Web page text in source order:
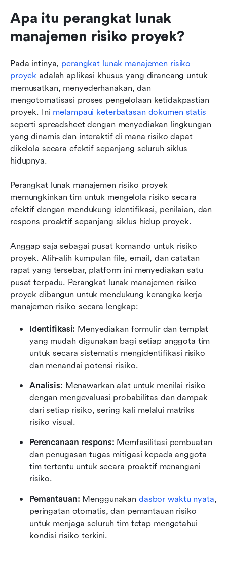
Apa itu perangkat lunak
manajemen risiko proyek?
Pada intinya, perangkat lunak manajemen risiko
proyek adalah aplikasi khusus yang dirancang untuk
memusatkan, menyederhanakan, dan
mengotomatisasi proses pengelolaan ketidakpastian
proyek. Ini melampaui keterbatasan dokumen statis
seperti spreadsheet dengan menyediakan lingkungan
yang dinamis dan interaktif di mana risiko dapat
dikelola secara efektif sepanjang seluruh siklus
hidupnya.
Perangkat lunak manajemen risiko proyek
memungkinkan tim untuk mengelola risiko secara
efektif dengan mendukung identifikasi, penilaian, dan
respons proaktif sepanjang siklus hidup proyek.
Anggap saja sebagai pusat komando untuk risiko
proyek. Alih-alih kumpulan file, email, dan catatan
rapat yang tersebar, platform ini menyediakan satu
pusat terpadu. Perangkat lunak manajemen risiko
proyek dibangun untuk mendukung kerangka kerja
manajemen risiko secara lengkap:
Identifikasi: Menyediakan formulir dan templat
yang mudah digunakan bagi setiap anggota tim
untuk secara sistematis mengidentifikasi risiko
dan menandai potensi risiko.
Analisis: Menawarkan alat untuk menilai risiko
dengan mengevaluasi probabilitas dan dampak
dari setiap risiko, sering kali melalui matriks
risiko visual.
Perencanaan respons: Memfasilitasi pembuatan
dan penugasan tugas mitigasi kepada anggota
tim tertentu untuk secara proaktif menangani
risiko.
Pemantauan: Menggunakan dasbor waktu nyata,
peringatan otomatis, dan pemantauan risiko
untuk menjaga seluruh tim tetap mengetahui
kondisi risiko terkini.